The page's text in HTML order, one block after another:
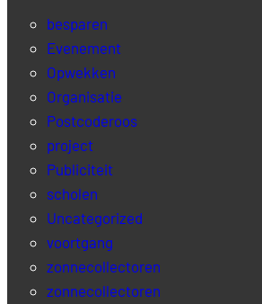
besparen
Evenement
Opwekken
Organisatie
Postcoderoos
project
Publiciteit
scholen
Uncategorized
voortgang
zonnecollectoren
zonnecollectoren